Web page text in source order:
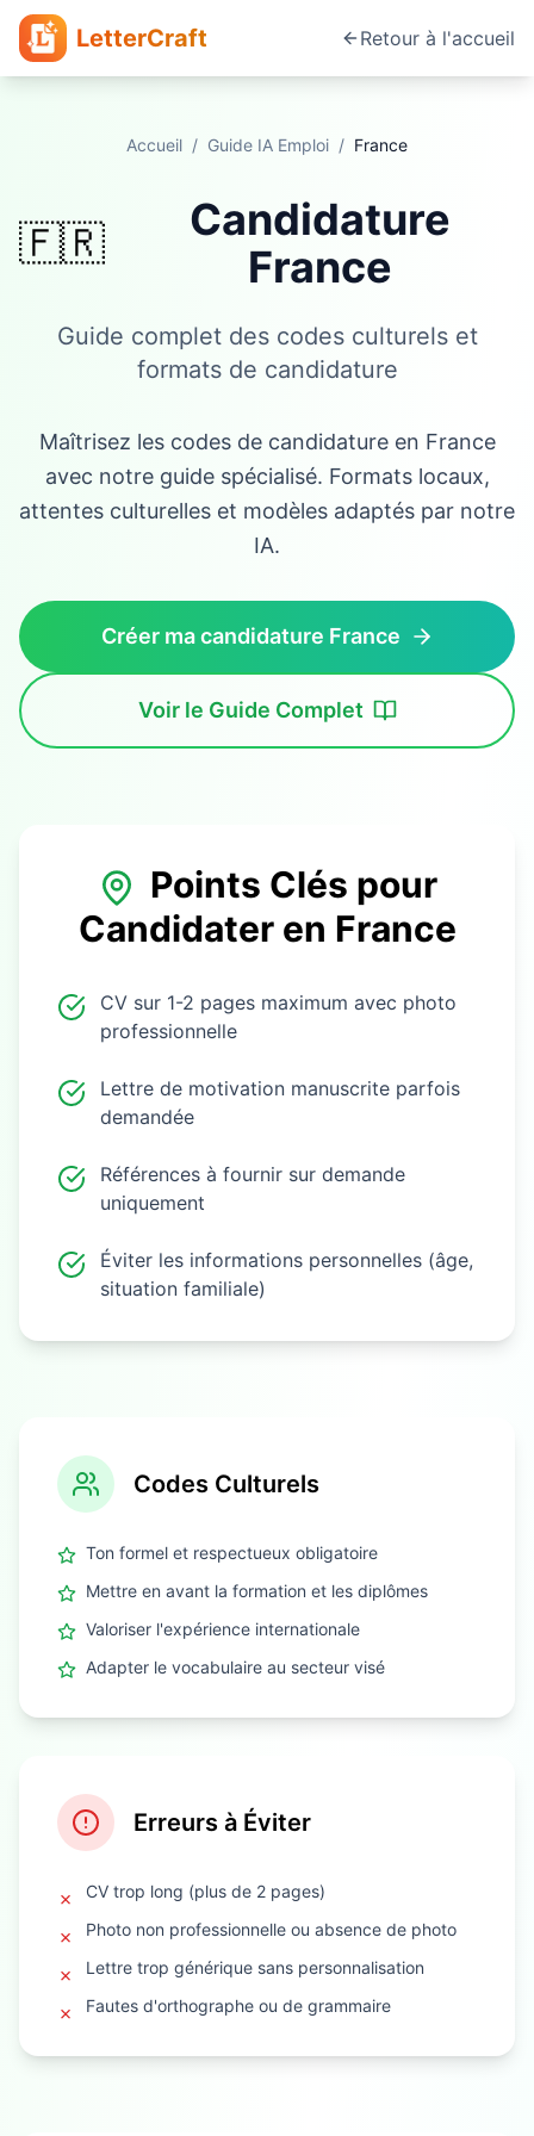
LetterCraft Retour à l'accueil
Accueil / Guide IA Emploi / France
🇫🇷
Candidature
France
Guide complet des codes culturels et
formats de candidature
Maîtrisez les codes de candidature en France
avec notre guide spécialisé. Formats locaux,
attentes culturelles et modèles adaptés par notre
IA.
Créer ma candidature France
Voir le Guide Complet
Points Clés pour
Candidater en France
CV sur 1-2 pages maximum avec photo
professionnelle
Lettre de motivation manuscrite parfois
demandée
Références à fournir sur demande
uniquement
Éviter les informations personnelles (âge,
situation familiale)
Codes Culturels
Ton formel et respectueux obligatoire
Mettre en avant la formation et les diplômes
Valoriser l'expérience internationale
Adapter le vocabulaire au secteur visé
Erreurs à Éviter
✗ CV trop long (plus de 2 pages)
✗ Photo non professionnelle ou absence de photo
✗ Lettre trop générique sans personnalisation
✗ Fautes d'orthographe ou de grammaire